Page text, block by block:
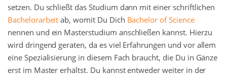
setzen. Du schließt das Studium dann mit einer schriftlichen
Bachelorarbeit ab, womit Du Dich Bachelor of Science
nennen und ein Masterstudium anschließen kannst. Hierzu
wird dringend geraten, da es viel Erfahrungen und vor allem
eine Spezialisierung in diesem Fach braucht, die Du in Gänze
erst im Master erhältst. Du kannst entweder weiter in der